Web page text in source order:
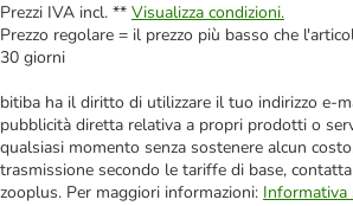
Prezzi IVA incl. ** Visualizza condizioni.
Prezzo regolare = il prezzo più basso che
30 giorni
bitiba ha il diritto di utilizzare il tuo indirizzo e-
pubblicità diretta relativa a propri prodotti o
qualsiasi momento senza sostenere alcun
trasmissione secondo le tariffe di base,
zooplus. Per maggiori informazioni: Informativa